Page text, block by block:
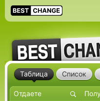
Таблица Список